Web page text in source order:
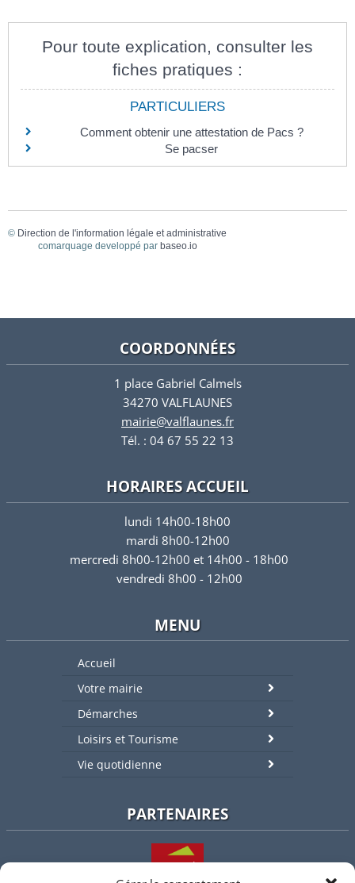
Pour toute explication, consulter les
fiches pratiques :
PARTICULIERS
Comment obtenir une attestation de Pacs ?
Se pacser
© Direction de l'information légale et administrative
comarquage developpé par baseo.io
COORDONNÉES
1 place Gabriel Calmels
34270 VALFLAUNES
mairie@valflaunes.fr
Tél. : 04 67 55 22 13
HORAIRES ACCUEIL
lundi 14h00-18h00
mardi 8h00-12h00
mercredi 8h00-12h00 et 14h00 - 18h00
vendredi 8h00 - 12h00
MENU
Accueil
Votre mairie
Démarches
Loisirs et Tourisme
Vie quotidienne
PARTENAIRES